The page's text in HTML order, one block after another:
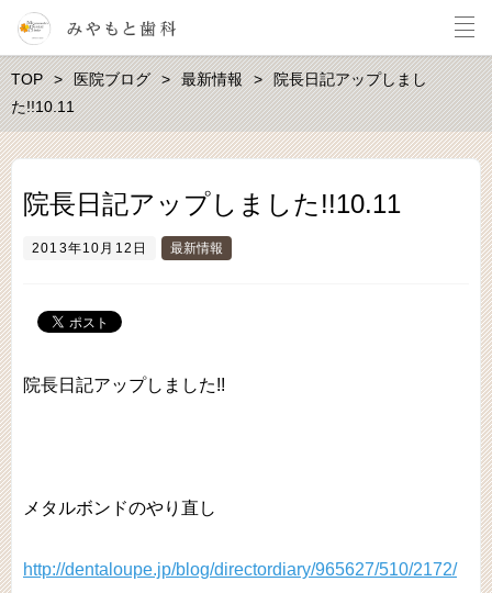
TOP 医院ブログ 最新情報
院長日記アップしまし
た!!10.11
院長日記アップしました!!10.11
2013年10月12日 最新情報
院長日記アップしました!!
メタルボンドのやり直し
http://dentaloupe.jp/blog/directordiary/965627/510/2172/